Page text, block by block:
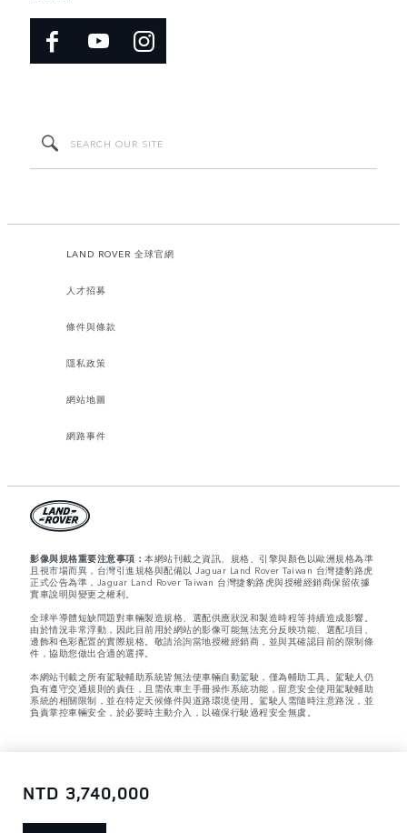
NTD 3,740,000
LAND ROVER 全球官網
人才招募
條件與條款
隱私政策
網站地圖
網路事件
影像與規格重要注意事項： 本網站刊載之資訊、規格、引擎與顏色以歐洲規格為準
且視市場而異，台灣引進規格與配備以 Jaguar Land Rover Taiwan 台灣捷豹路虎
正式公告為準，Jaguar Land Rover Taiwan 台灣捷豹路虎與授權經銷商保留依據
實車說明與變更之權利。
全球半導體短缺問題對車輛製造規格、選配供應狀況和製造時程等持續造成影響。
由於情況非常浮動，因此目前用於網站的影像可能無法充分反映功能、選配項目、
邊飾和色彩配置的實際規格。敬請洽詢當地授權經銷商，並與其確認目前的限制條
件，協助您做出合適的選擇。
本網站刊載之所有駕駛輔助系統皆無法使車輛自動駕駛，僅為輔助工具。駕駛人仍
負有遵守交通規則的責任，且需依車主手冊操作系統功能，留意安全使用駕駛輔助
系統的相關限制，並在特定天候條件與道路環境使用。駕駛人需隨時注意路況，並
負責掌控車輛安全，於必要時主動介入，以確保行駛過程安全無虞。